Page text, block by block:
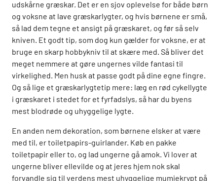
udskårne græskar. Det er en sjov oplevelse for både børn
og voksne at lave græskarlygter, og hvis børnene er små,
så lad dem tegne et ansigt på græskaret, og før så selv
kniven. Et godt tip, som dog kun gælder for voksne, er at
bruge en skarp hobbykniv til at skære med. Så bliver det
meget nemmere at gøre ungernes vilde fantasi til
virkelighed. Men husk at passe godt på dine egne fingre.
Og så lige et græskarlygtetip mere: læg en rød cykellygte
i græskaret i stedet for et fyrfadslys, så har du byens
mest blodrøde og uhyggelige lygte.
En anden nem dekoration, som børnene elsker at være
med til, er toiletpapirs-guirlander. Køb en pakke
toiletpapir eller to, og lad ungerne gå amok. Vi lover at
ungerne bliver ellevilde og at jeres hjem nok skal
forvandle sig til verdens mest uhyggelige mumiekrypt på